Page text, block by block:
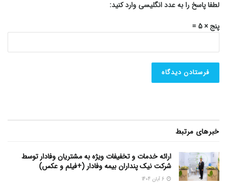
لطفا پاسخ را به عدد انگلیسی وارد کنید:
پنج × 5 =
خبرهای مرتبط
ارائه خدمات و تخفیفات ویژه به مشتریان وفادار توسط
شرکت نیک پنداران بیمه وفادار (+فیلم و عکس)
6 آبان 1404